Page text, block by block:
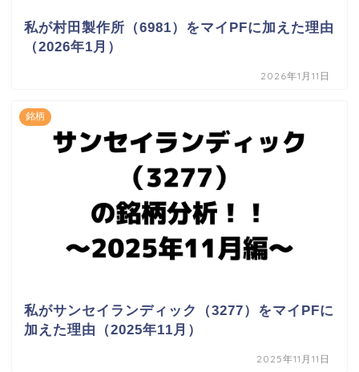
私が村田製作所（6981）をマイPFに加えた理由
（2026年1月）
2026年1月11日
銘柄
私がサンセイランディック（3277）をマイPFに
加えた理由（2025年11月）
2025年11月11日